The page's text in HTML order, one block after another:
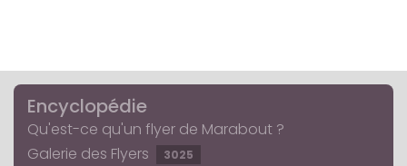
Encyclopédie
Qu'est-ce qu'un flyer de Marabout ?
Galerie des Flyers
3025